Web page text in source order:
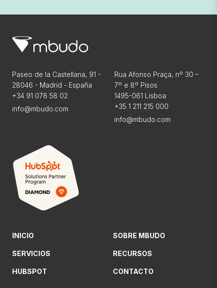
Paseo de la Castellana, 91 -
28046 - Madrid - España
+34 91 078 58 02
info@mbudo.com
Rua Afonso Praça, nº 30 –
7º e 8º Pisos
1495-061 Lisboa
+35 1 211 215 000
info@mbudo.com
INICIO
SERVICIOS
HUBSPOT
SOBRE MBUDO
RECURSOS
CONTACTO